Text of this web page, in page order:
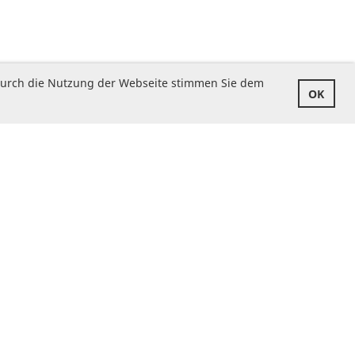
die Nutzung der Webseite stimmen Sie dem
OK